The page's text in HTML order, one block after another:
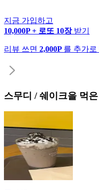
지금 가입하고
10,000P + 로또 10장 받기
리뷰 쓰면 2,000P 를 추가로
스무디 / 쉐이크을 먹